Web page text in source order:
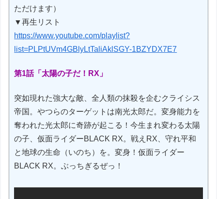
ただけます）
▼再生リスト
https://www.youtube.com/playlist?
list=PLPtUVm4GBlyLtTaliAklSGY-1BZYDX7E7
第1話「太陽の子だ！RX」
突如現れた強大な敵、全人類の抹殺を企むクライシス
帝国。やつらのターゲットは南光太郎だ。変身能力を
奪われた光太郎に奇跡が起こる！今生まれ変わる太陽
の子、仮面ライダーBLACK RX。戦えRX、守れ平和
と地球の生命（いのち）を。変身！仮面ライダー
BLACK RX。ぶっちぎるぜっ！